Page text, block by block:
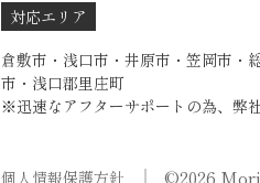
対応エリア
倉敷市・浅口市・井原市・笠岡市・
市・浅口郡里庄町
※迅速なアフターサポートの為、弊
個人情報保護方針 ©2026